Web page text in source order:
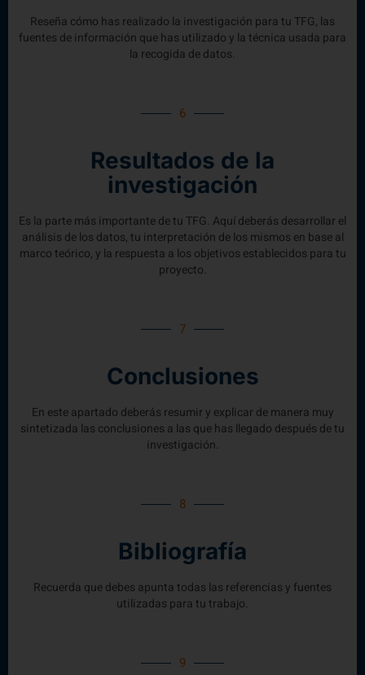
Reseña cómo has realizado la investigación para tu TFG, las
fuentes de información que has utilizado y la técnica usada para
la recogida de datos.
6
Resultados de la
investigación
Es la parte más importante de tu TFG. Aquí deberás desarrollar el
análisis de los datos, tu interpretación de los mismos en base al
marco teórico, y la respuesta a los objetivos establecidos para tu
proyecto.
7
Conclusiones
En este apartado deberás resumir y explicar de manera muy
sintetizada las conclusiones a las que has llegado después de tu
investigación.
8
Bibliografía
Recuerda que debes apunta todas las referencias y fuentes
utilizadas para tu trabajo.
9